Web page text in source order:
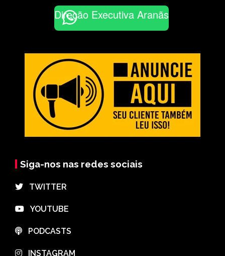
Direção Executiva Aranãs
Siga-nos nas redes sociais
⠀TWITTER
⠀YOUTUBE
⠀PODCASTS
⠀INSTAGRAM